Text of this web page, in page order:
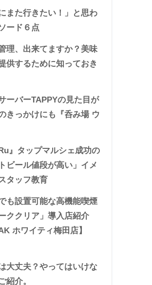
また行きたい！」と思わ
ード６点
理、出来てますか？美味
供するために知っておき
ーバーTAPPYの見た目が
きっかけにも『呑み場 ウ
』タップマルシェ成功の
ビール値段が高い」イメ
タッフ教育
も設置可能な高機能喫煙
ククリア」導入店紹介
ホワイティ梅田店】
大丈夫？やってはいけな
紹介。